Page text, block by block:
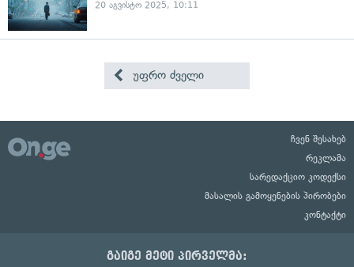
20 აგვისტო 2025, 10:11
უფრო ძველი
ჩვენ შესახებ
რეკლამა
სარედაქციო კოდექსი
მასალის გამოყენების პირობები
კონტაქტი
გაიგე მეტი პირველმა: